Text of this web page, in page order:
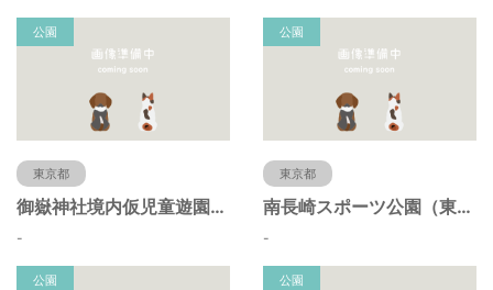
公園
東京都
御嶽神社境内仮児童遊園（東京都豊島区）
-
公園
東京都
南長崎スポーツ公園（東京都豊島区）
-
公園 公園